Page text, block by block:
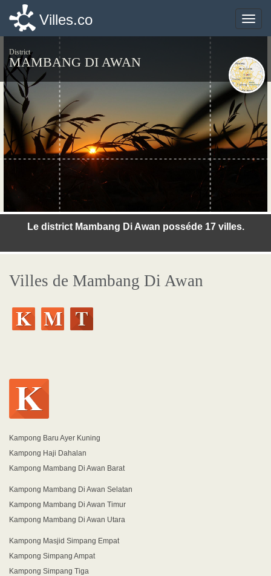
Toggle
Villes.co
District
MAMBANG DI AWAN
Le district Mambang Di Awan posséde 17 villes.
Villes de Mambang Di Awan
Kampong Baru Ayer Kuning
Kampong Haji Dahalan
Kampong Mambang Di Awan Barat
Kampong Mambang Di Awan Selatan
Kampong Mambang Di Awan Timur
Kampong Mambang Di Awan Utara
Kampong Masjid Simpang Empat
Kampong Simpang Ampat
Kampong Simpang Tiga
Toggle
Villes.co